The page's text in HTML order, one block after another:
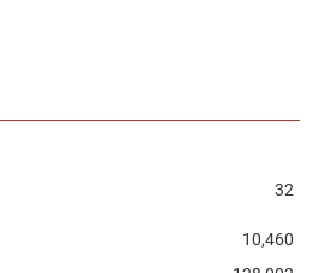
32
10,460